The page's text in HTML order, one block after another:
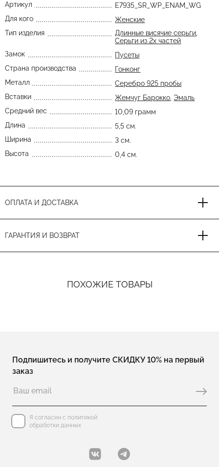
Артикул
E7935_SR_WP_ENAM_WG
Для кого
Женские
Тип изделия
Длинные висячие серьги
Серьги из 2х частей
Замок
Пусеты
Страна производства
Гонконг
Металл
Серебро 925 пробы
Вставки
Жемчуг Барокко Эмаль
Средний вес
10,09 грамм
Длина
5,5 см.
Ширина
3 см.
Высота
0,4 см.
ОПЛАТА И ДОСТАВКА
ГАРАНТИЯ И ВОЗВРАТ
ПОХОЖИЕ ТОВАРЫ
Подпишитесь и получите СКИДКУ 10% на первый
заказ
Я согласен с политикой
обработки данных